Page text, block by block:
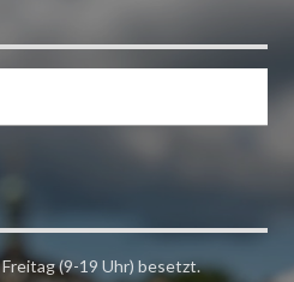
(9-19 Uhr) besetzt.